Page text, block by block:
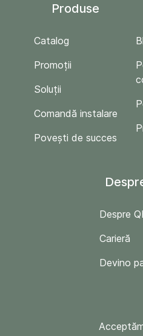
Produse
Catalog
Promoții
Soluții
Comandă instalare
Povești de succes
Despre
Carieră
Devino